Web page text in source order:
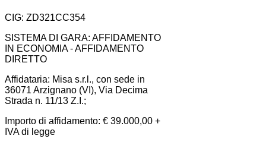
CIG: ZD321CC354
SISTEMA DI GARA: AFFIDAMENTO
IN ECONOMIA - AFFIDAMENTO
DIRETTO
Affidataria: Misa s.r.l., con sede in
36071 Arzignano (VI), Via Decima
Strada n. 11/13 Z.I.;
Importo di affidamento: € 39.000,00 +
IVA di legge